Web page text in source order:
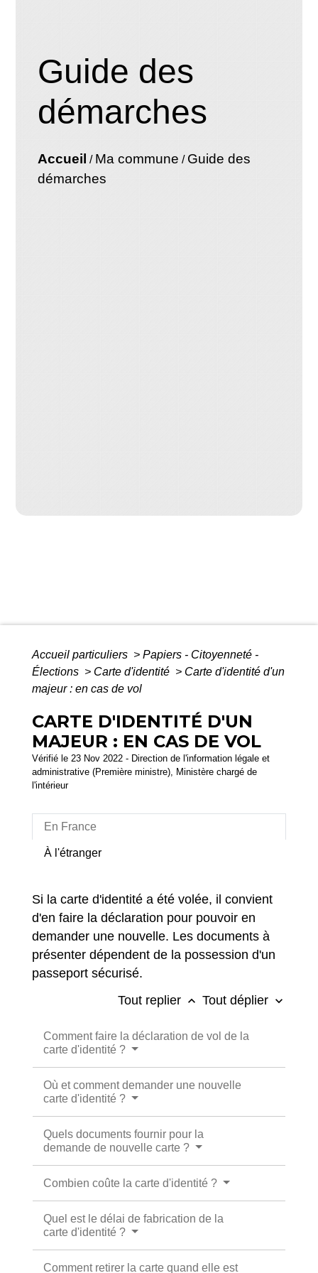
Guide des
démarches
Accueil / Ma commune / Guide des
démarches
Accueil particuliers > Papiers - Citoyenneté -
Élections > Carte d'identité > Carte d'identité d'un
majeur : en cas de vol
CARTE D'IDENTITÉ D'UN
MAJEUR : EN CAS DE VOL
Vérifié le 23 Nov 2022 - Direction de l'information légale et
administrative (Première ministre), Ministère chargé de
l'intérieur
En France
À l'étranger
Si la carte d'identité a été volée, il convient
d'en faire la déclaration pour pouvoir en
demander une nouvelle. Les documents à
présenter dépendent de la possession d'un
passeport sécurisé.
Tout replier keyboard_arrow_up Tout déplier keyboard_arrow_down
Comment faire la déclaration de vol de la
carte d'identité ?
Où et comment demander une nouvelle
carte d'identité ?
Quels documents fournir pour la
demande de nouvelle carte ?
Combien coûte la carte d'identité ?
Quel est le délai de fabrication de la
carte d'identité ?
Comment retirer la carte quand elle est